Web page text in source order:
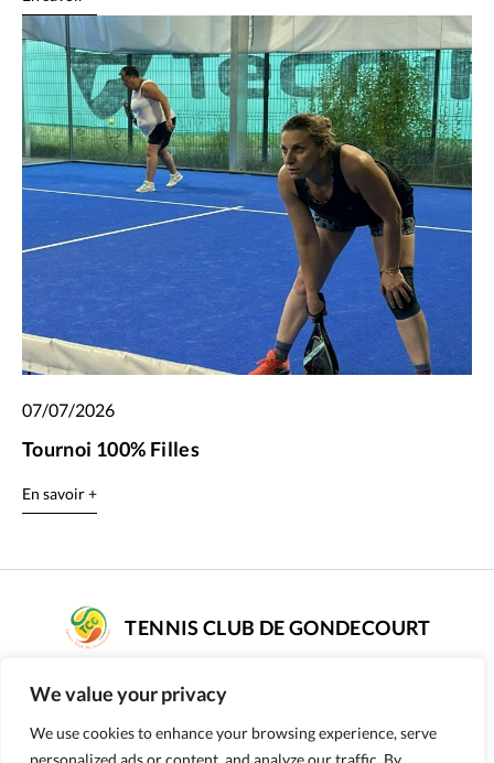
We value your privacy
We use cookies to enhance your browsing experience, serve
personalized ads or content, and analyze our traffic. By
07/07/2026
Tournoi 100% Filles
En savoir +
TENNIS CLUB DE GONDECOURT
rue Poissonnier - 59147 GONDECOURT
Numéro d’affiliation : 56590187